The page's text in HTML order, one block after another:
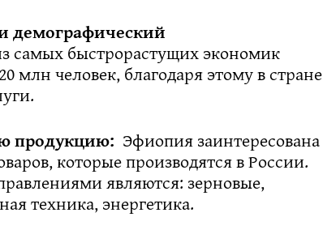
демографический
самых быстрорастущих экономик
млн человек, благодаря этому в стране
продукцию: Эфиопия заинтересована
которые производятся в России.
являются: зерновые,
техника, энергетика.